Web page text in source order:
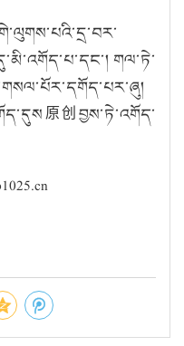
གལ་ཏེ་
原创བྱས་ཏེ་འགོད་